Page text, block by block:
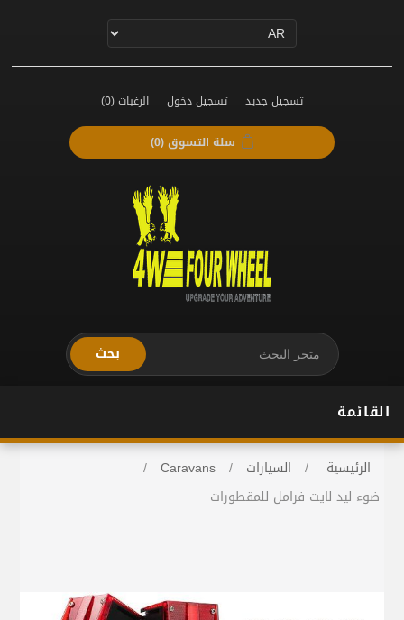
تسجيل جديد تسجيل دخول الرغبات(0)
سلة التسوق(0)
بحث
القائمة
الرئيسية / السيارات /
Caravans
/
ضوء ليد لايت فرامل للمقطورات